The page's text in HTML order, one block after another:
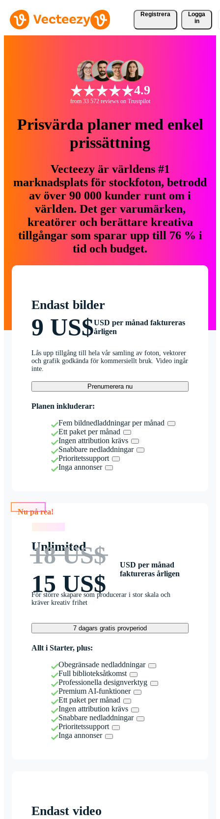
Registrera
Logga
in
4.9
from 33 572 reviews on Trustpilot
Prisvärda planer med enkel
prissättning
Vecteezy är världens #1
marknadsplats för stockfoton, betrodd
av över 90 000 kunder runt om i
världen. Det ger varumärken,
kreatörer och berättare kreativa
tillgångar som sparar upp till 76 % i
tid och budget.
Endast bilder
9 US$USD per månad faktureras
årligen
Lås upp tillgång till hela vår samling av foton, vektorer
och grafik godkända för kommersiellt bruk. Video ingår
inte.
Prenumerera nu
Planen inkluderar:
Fem bildnedladdningar per månad
Ett paket per månad
Ingen attribution krävs
Snabbare nedladdningar
Prioritetssupport
Inga annonser
Nu på rea!
Unlimited
18 US$
15 US$
USD per månad
faktureras årligen
För större skapare som producerar i stor skala och
kräver kreativ frihet
7 dagars gratis provperiod
Allt i Starter, plus:
Obegränsade nedladdningar
Full biblioteksåtkomst
Professionella designverktyg
Premium AI-funktioner
Ett paket per månad
Ingen attribution krävs
Snabbare nedladdningar
Prioritetssupport
Inga annonser
Endast video